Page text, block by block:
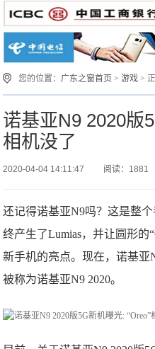
您的位置： 广东之窗首页 >游戏 >
诺基亚N9 2020版
相机没了
2020-04-04 14:11:47 阅读：1881
还记得诺基亚N9吗？这是整
终产生了Lumias，并让圆形的
新手机的亮点。现在，诺基亚
被称为诺基亚N9 2020。